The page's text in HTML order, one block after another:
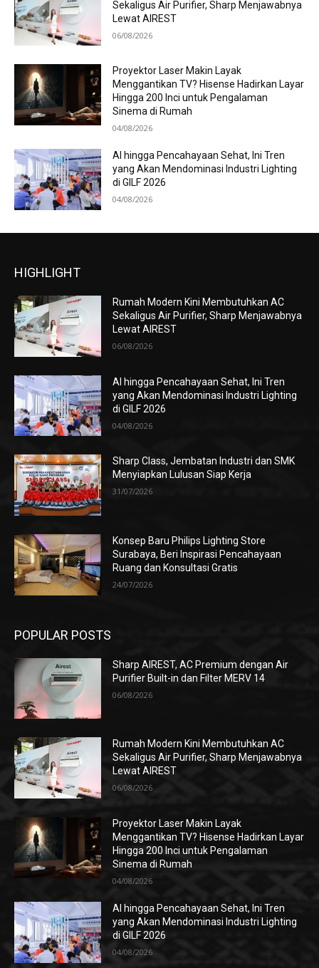
Sekaligus Air Purifier, Sharp Menjawabnya
Lewat AIREST
06/08/2026
Proyektor Laser Makin Layak
Menggantikan TV? Hisense Hadirkan Layar
Hingga 200 Inci untuk Pengalaman
Sinema di Rumah
04/08/2026
AI hingga Pencahayaan Sehat, Ini Tren
yang Akan Mendominasi Industri Lighting
di GILF 2026
04/08/2026
HIGHLIGHT
Rumah Modern Kini Membutuhkan AC
Sekaligus Air Purifier, Sharp Menjawabnya
Lewat AIREST
06/08/2026
AI hingga Pencahayaan Sehat, Ini Tren
yang Akan Mendominasi Industri Lighting
di GILF 2026
04/08/2026
Sharp Class, Jembatan Industri dan SMK
Menyiapkan Lulusan Siap Kerja
31/07/2026
Konsep Baru Philips Lighting Store
Surabaya, Beri Inspirasi Pencahayaan
Ruang dan Konsultasi Gratis
24/07/2026
POPULAR POSTS
Sharp AIREST, AC Premium dengan Air
Purifier Built-in dan Filter MERV 14
06/08/2026
Rumah Modern Kini Membutuhkan AC
Sekaligus Air Purifier, Sharp Menjawabnya
Lewat AIREST
06/08/2026
Proyektor Laser Makin Layak
Menggantikan TV? Hisense Hadirkan Layar
Hingga 200 Inci untuk Pengalaman
Sinema di Rumah
04/08/2026
AI hingga Pencahayaan Sehat, Ini Tren
yang Akan Mendominasi Industri Lighting
di GILF 2026
04/08/2026